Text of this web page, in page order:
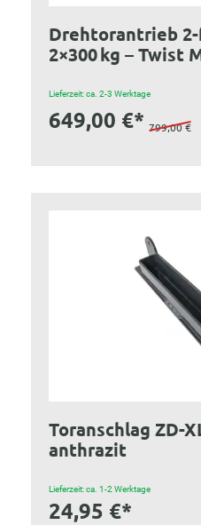
Drehtorantrieb
2×300 kg – Twist
Lieferzeit: ca. 2-3 Werktage
649,00 €* 799,00 €
Toranschlag ZD-
anthrazit
Lieferzeit: ca. 1-2 Werktage
24,95 €*